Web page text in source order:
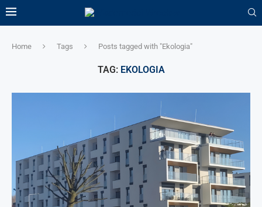
Home Tags Posts tagged with "Ekologia"
TAG: EKOLOGIA